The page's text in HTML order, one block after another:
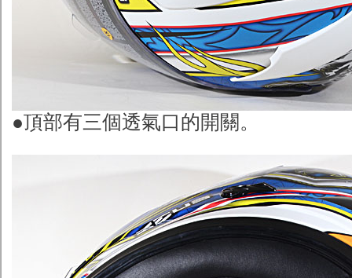
●頂部有三個透氣口的開關。